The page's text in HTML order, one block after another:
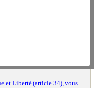
et Liberté (article 34), vous